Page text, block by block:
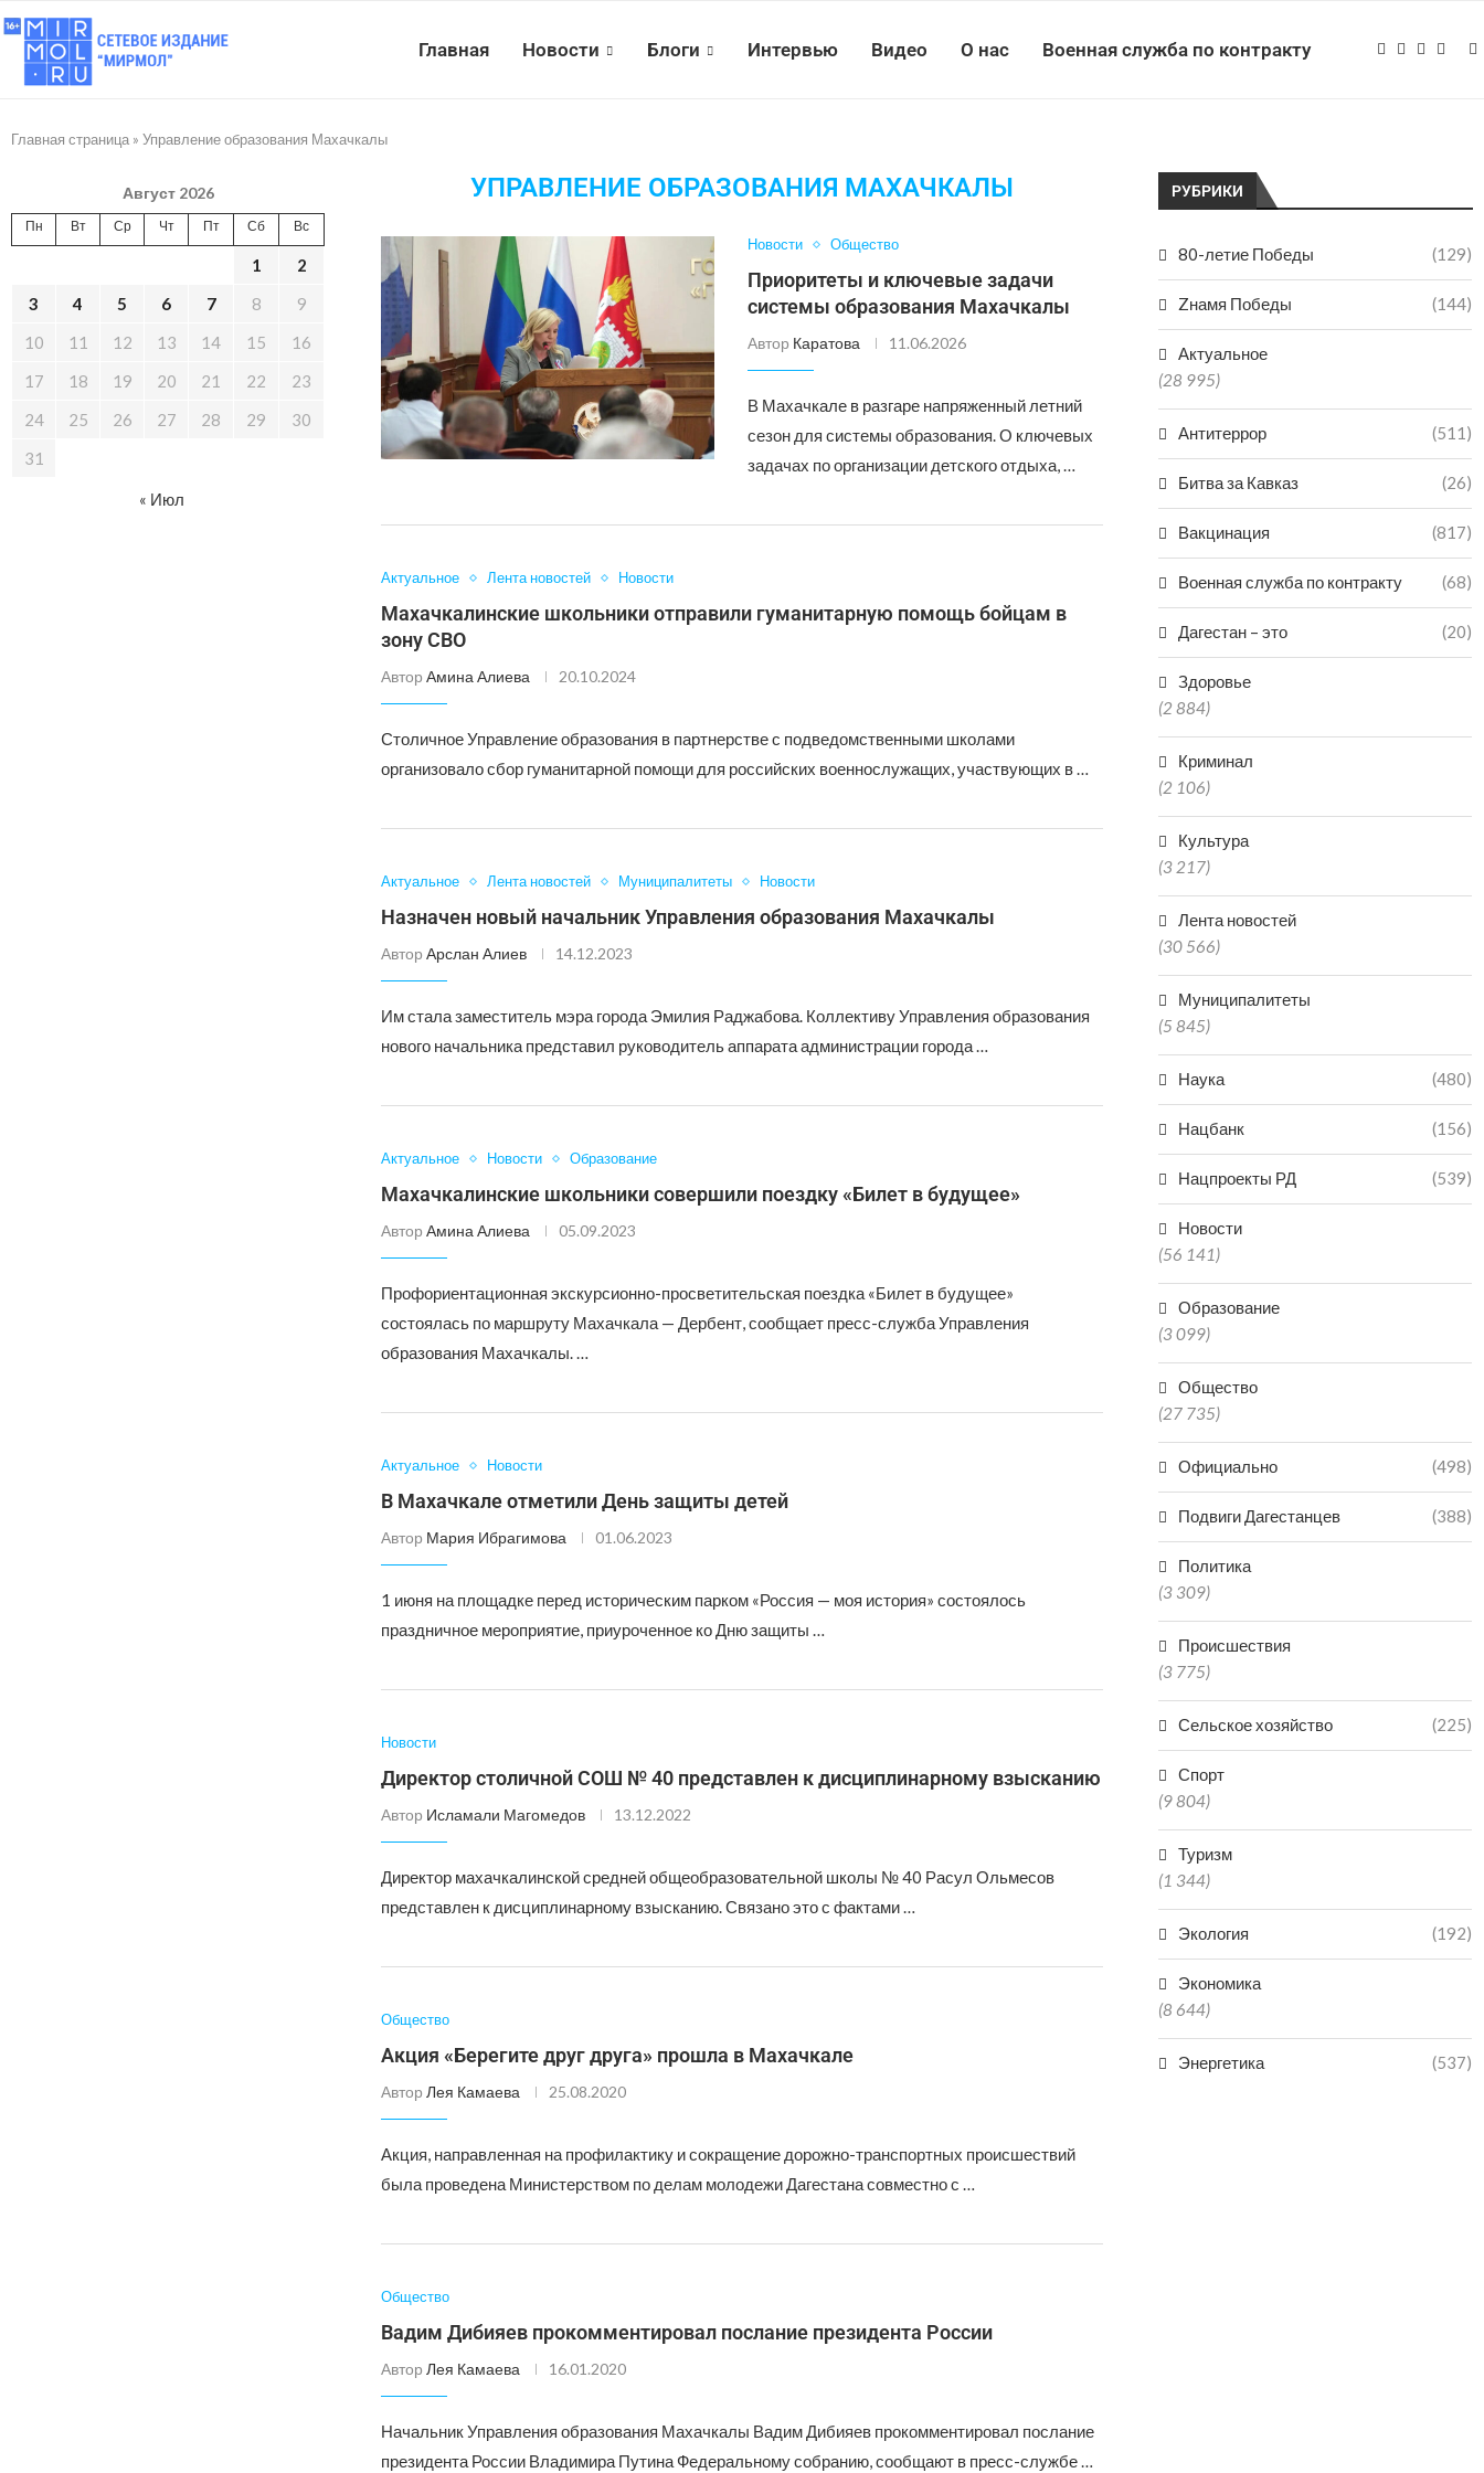
Главная Новости Блоги Интервью Видео О нас Военная служба по контракту
Главная страница » Управление образования Махачкалы
УПРАВЛЕНИЕ ОБРАЗОВАНИЯ МАХАЧКАЛЫ
Новости Общество
Приоритеты и ключевые задачи
системы образования Махачкалы
Автор Каратова 11.06.2026
В Махачкале в разгаре напряженный летний
сезон для системы образования. О ключевых
задачах по организации детского отдыха, …
Актуальное Лента новостей Новости
Махачкалинские школьники отправили гуманитарную помощь бойцам в
зону СВО
Автор Амина Алиева 20.10.2024
Столичное Управление образования в партнерстве с подведомственными школами
организовало сбор гуманитарной помощи для российских военнослужащих, участвующих в …
Актуальное Лента новостей Муниципалитеты Новости
Назначен новый начальник Управления образования Махачкалы
Автор Арслан Алиев 14.12.2023
Им стала заместитель мэра города Эмилия Раджабова. Коллективу Управления образования
нового начальника представил руководитель аппарата администрации города …
Актуальное Новости Образование
Махачкалинские школьники совершили поездку «Билет в будущее»
Автор Амина Алиева 05.09.2023
Профориентационная экскурсионно-просветительская поездка «Билет в будущее»
состоялась по маршруту Махачкала — Дербент, сообщает пресс-служба Управления
образования Махачкалы. …
Актуальное Новости
В Махачкале отметили День защиты детей
Автор Мария Ибрагимова 01.06.2023
1 июня на площадке перед историческим парком «Россия — моя история» состоялось
праздничное мероприятие, приуроченное ко Дню защиты …
Новости
Директор столичной СОШ № 40 представлен к дисциплинарному взысканию
Автор Исламали Магомедов 13.12.2022
Директор махачкалинской средней общеобразовательной школы № 40 Расул Ольмесов
представлен к дисциплинарному взысканию. Связано это с фактами …
Общество
Акция «Берегите друг друга» прошла в Махачкале
Автор Лея Камаева 25.08.2020
Акция, направленная на профилактику и сокращение дорожно-транспортных происшествий
была проведена Министерством по делам молодежи Дагестана совместно с …
Общество
Вадим Дибияев прокомментировал послание президента России
Автор Лея Камаева 16.01.2020
Начальник Управления образования Махачкалы Вадим Дибияев прокомментировал послание
президента России Владимира Путина Федеральному собранию, сообщают в пресс-службе …
РУБРИКИ
80-летие Победы (129)
Zнамя Победы (144)
Актуальное
(28 995)
Антитеррор (511)
Битва за Кавказ (26)
Вакцинация (817)
Военная служба по контракту (68)
Дагестан – это (20)
Здоровье
(2 884)
Криминал
(2 106)
Культура
(3 217)
Лента новостей
(30 566)
Муниципалитеты
(5 845)
Наука (480)
Нацбанк (156)
Нацпроекты РД (539)
Новости
(56 141)
Образование
(3 099)
Общество
(27 735)
Официально (498)
Подвиги Дагестанцев (388)
Политика
(3 309)
Происшествия
(3 775)
Сельское хозяйство (225)
Спорт
(9 804)
Туризм
(1 344)
Экология (192)
Экономика
(8 644)
Энергетика (537)
Август 2026
Пн Вт Ср Чт Пт Сб Вс
1
2
3
4 5 6 7 8
9
10
11 12 13 14 15
16
17
18 19 20 21 22
23
24
25 26 27 28 29
30
31
« Июл